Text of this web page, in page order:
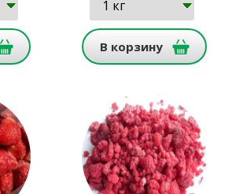
В корзину